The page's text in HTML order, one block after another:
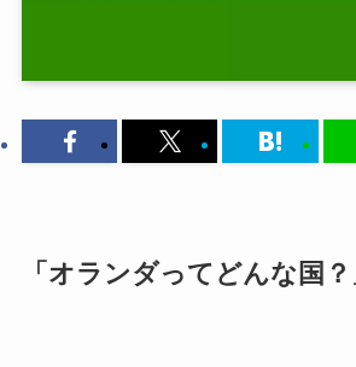
「オランダってどんな国？